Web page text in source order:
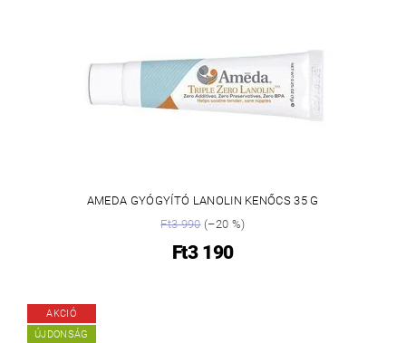
AMEDA GYÓGYÍTÓ LANOLIN KENŐCS 35 G
Ft3 990(–20 %)
Ft3 190
AKCIÓ
ÚJDONSÁG